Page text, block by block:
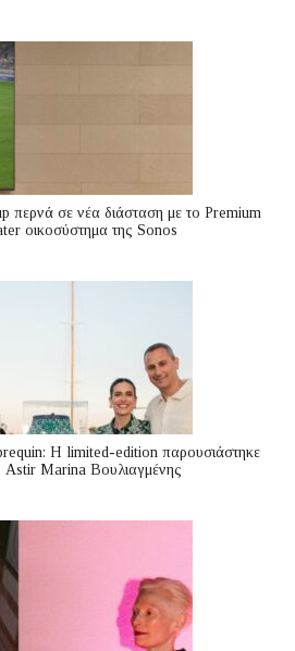
περνά σε νέα διάσταση με το Premium
οικοσύστημα της Sonos
Η limited-edition παρουσιάστηκε
Astir Marina Βουλιαγμένης